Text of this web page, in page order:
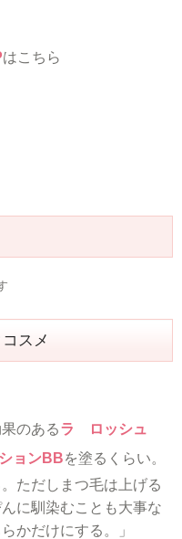
はこちら
スメ
のあるラ ロッシュ
ョンBBを塗るくらい。
ただしまつ毛は上げる
に馴染むことも大事な
かだけにする。」